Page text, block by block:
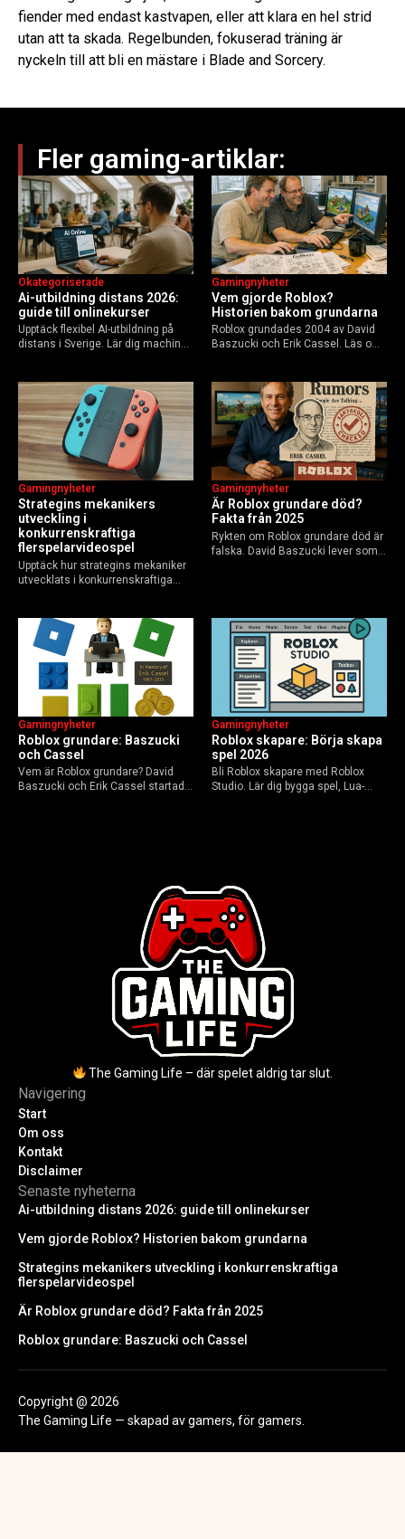
fiender med endast kastvapen, eller att klara en hel strid
utan att ta skada. Regelbunden, fokuserad träning är
nyckeln till att bli en mästare i Blade and Sorcery.
Fler gaming-artiklar:
Ai-utbildning distans 2026:
guide till onlinekurser
Okategoriserade
Upptäck flexibel AI-utbildning på
distans i Sverige. Lär dig machine
Guide för nybörjare och
yrkesverksamma som vill bygga…
Vem gjorde Roblox?
Historien bakom grundarna
Gamingnyheter
Roblox grundades 2004 av David
Baszucki och Erik Cassel. Läs om
användare 2025, och vad som
händer inför 2026.
Strategins mekanikers
utveckling i
konkurrenskraftiga
flerspelarvideospel
Gamingnyheter
Upptäck hur strategins mekaniker
utvecklats i konkurrenskraftiga
AI-drivna innovationer.
Är Roblox grundare död?
Fakta från 2025
Gamingnyheter
Rykten om Roblox grundare död är
falska. David Baszucki lever som
Roblox grundare: Baszucki
och Cassel
Gamingnyheter
Vem är Roblox grundare? David
Baszucki och Erik Cassel startade
Roblox skapare: Börja skapa
spel 2026
Gamingnyheter
Bli Roblox skapare med Roblox
Studio. Lär dig bygga spel, Lua-
The Gaming Life – där spelet aldrig tar slut.
Navigering
Start
Om oss
Kontakt
Disclaimer
Senaste nyheterna
Ai-utbildning distans 2026: guide till onlinekurser
Vem gjorde Roblox? Historien bakom grundarna
Strategins mekanikers utveckling i konkurrenskraftiga
flerspelarvideospel
Är Roblox grundare död? Fakta från 2025
Roblox grundare: Baszucki och Cassel
Copyright @ 2026
The Gaming Life — skapad av gamers, för gamers.